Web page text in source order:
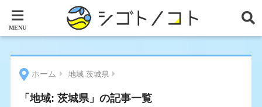
ホーム 地域 茨城県
「地域: 茨城県」の記事一覧